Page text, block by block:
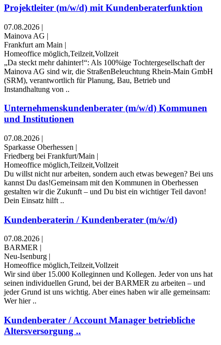
Projektleiter (m/w/d) mit Kundenberaterfunktion
07.08.2026 |
Mainova AG |
Frankfurt am Main |
Homeoffice möglich,Teilzeit,Vollzeit
„Da steckt mehr dahinter!“: Als 100%ige Tochtergesellschaft der
Mainova AG sind wir, die StraßenBeleuchtung Rhein-Main GmbH
(SRM), verantwortlich für Planung, Bau, Betrieb und
Instandhaltung von ..
Unternehmenskundenberater (m/w/d) Kommunen
und Institutionen
07.08.2026 |
Sparkasse Oberhessen |
Friedberg bei Frankfurt/Main |
Homeoffice möglich,Teilzeit,Vollzeit
Du willst nicht nur arbeiten, sondern auch etwas bewegen? Bei uns
kannst Du das!Gemeinsam mit den Kommunen in Oberhessen
gestalten wir die Zukunft – und Du bist ein wichtiger Teil davon!
Dein Einsatz hilft ..
Kundenberaterin / Kundenberater (m/w/d)
07.08.2026
BARMER
Neu-Isenburg
Homeoffice möglich,Teilzeit,Vollzeit
Wir sind über 15.000 Kolleginnen und Kollegen. Jeder von uns hat
seinen individuellen Grund, bei der BARMER zu arbeiten – und
jeder Grund ist uns wichtig. Aber eines haben wir alle gemeinsam:
Wer hier ..
Kundenberater / Account Manager betriebliche
Altersversorgung ..